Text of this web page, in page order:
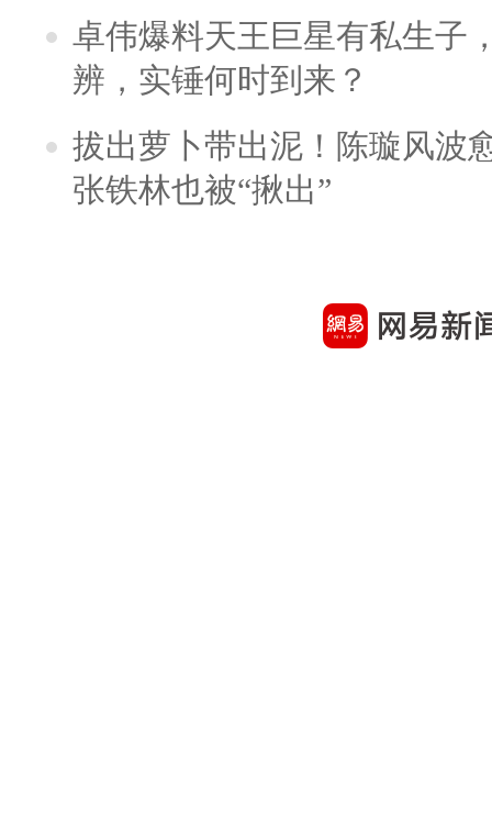
卓伟爆料天王巨星有私生子
辨，实锤何时到来？
拔出萝卜带出泥！陈璇风波
张铁林也被“揪出”